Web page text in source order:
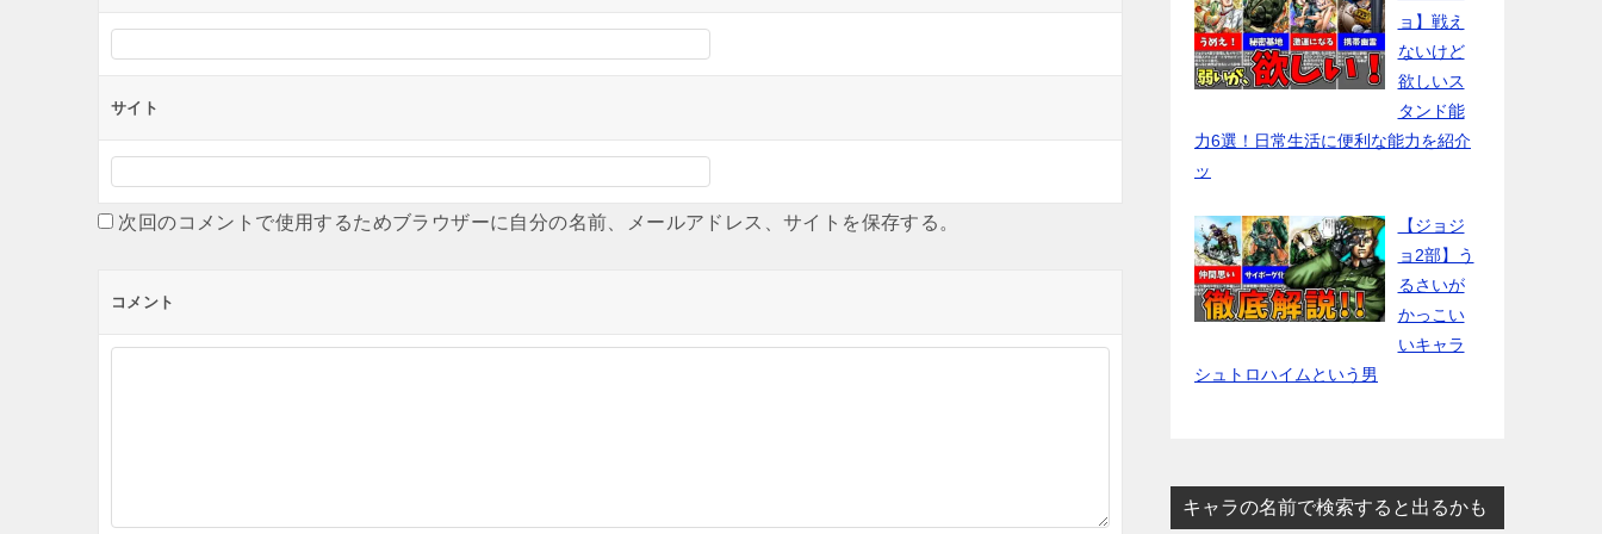
サイト
次回のコメントで使用するためブラウザーに自分の名前、メールアドレス、サイトを保存する。
コメント
ョ】戦え
ないけど
欲しいス
タンド能
力6選！日常生活に便利な能力を紹介
ッ
【ジョジ
ョ2部】う
るさいが
かっこい
いキャラ
シュトロハイムという男
キャラの名前で検索すると出るかも